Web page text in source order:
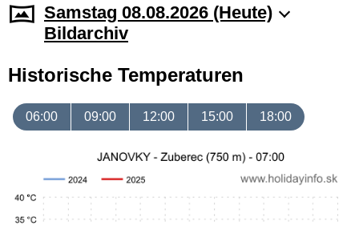
Samstag 08.08.2026 (Heute)
Bildarchiv
Historische Temperaturen
06:00 09:00 12:00 15:00 18:00